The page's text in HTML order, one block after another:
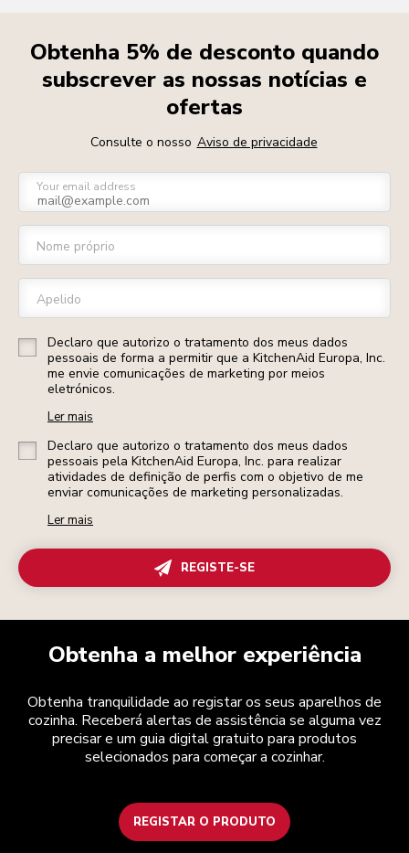
Obtenha 5% de desconto quando
subscrever as nossas notícias e
ofertas
Consulte o nosso Aviso de privacidade
Your email address
Nome próprio
Apelido
Declaro que autorizo o tratamento dos meus dados
pessoais de forma a permitir que a KitchenAid Europa, Inc.
me envie comunicações de marketing por meios
eletrónicos.
Ler mais
Declaro que autorizo o tratamento dos meus dados
pessoais pela KitchenAid Europa, Inc. para realizar
atividades de definição de perfis com o objetivo de me
enviar comunicações de marketing personalizadas.
Ler mais
REGISTE-SE
Obtenha a melhor experiência
Obtenha tranquilidade ao registar os seus aparelhos de
cozinha. Receberá alertas de assistência se alguma vez
precisar e um guia digital gratuito para produtos
selecionados para começar a cozinhar.
REGISTAR O PRODUTO